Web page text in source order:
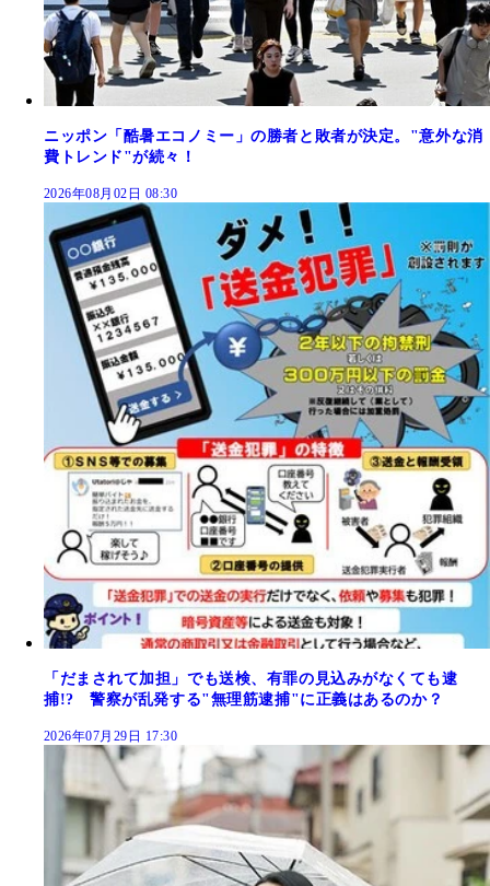
ニッポン「酷暑エコノミー」の勝者と敗者が決定。"意外な消
費トレンド"が続々！
2026年08月02日 08:30
「だまされて加担」でも送検、有罪の見込みがなくても逮
捕!? 警察が乱発する"無理筋逮捕"に正義はあるのか？
2026年07月29日 17:30